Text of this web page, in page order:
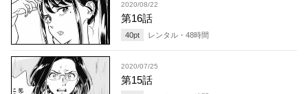
2020/08/22
第16話
40pt レンタル・ 48時間
2020/07/25
第15話